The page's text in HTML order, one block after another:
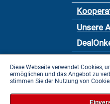
Unsere
Diese Webseite verwendet Cookies,
ermöglichen und das Angebot zu
stimmen Sie der Nutzung von